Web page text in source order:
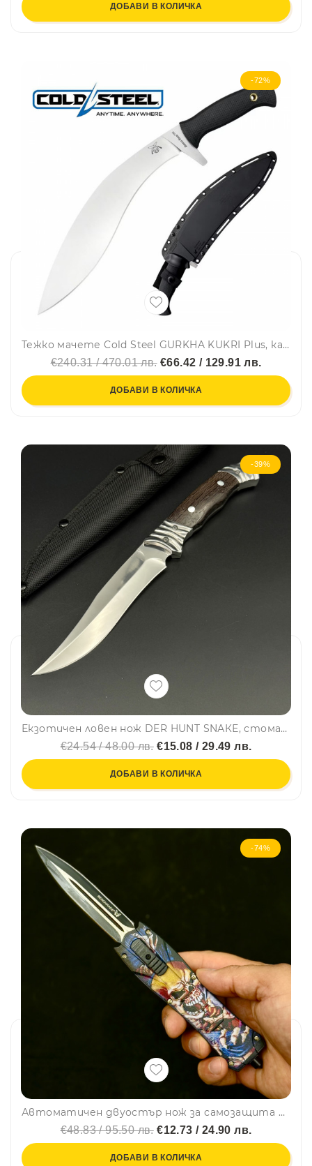
ДОБАВИ В КОЛИЧКА
-72%
Тежко мачете Cold Steel GURKHA KUKRI Plus, кания Secure Ex
€240.31 / 470.01 лв.€66.42 / 129.91 лв.
ДОБАВИ В КОЛИЧКА
-39%
Екзотичен ловен нож DER HUNT SNАКЕ, стомана 65x13, 56 HRc, махагон, карбон-текстилна кания
€24.54 / 48.00 лв.€15.08 / 29.49 лв.
ДОБАВИ В КОЛИЧКА
-74%
Автоматичен двуостър нож за самозащита BENCHMADE DEAD MAN SKULL, стомана D2
€48.83 / 95.50 лв.€12.73 / 24.90 лв.
ДОБАВИ В КОЛИЧКА